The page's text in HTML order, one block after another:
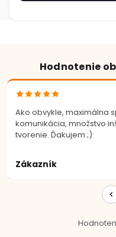
Hodnotenie
Ako obvykle, maximálna
komunikácia, množstvo
tvorenie. Ďakujem ;)
Zákazník